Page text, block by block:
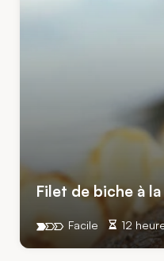
Filet de biche à
12
Facile